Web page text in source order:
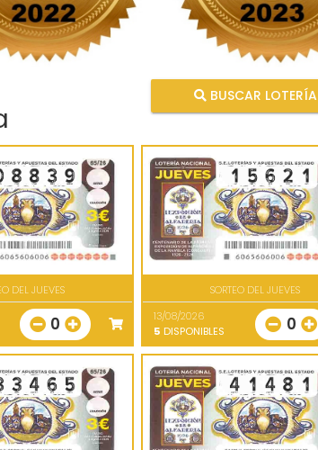
BUSCAR LOTERÍA
DEL JUEVES
0
SORTEO DEL JUEVES
13/08/2026
5 DISPONIBLES 0